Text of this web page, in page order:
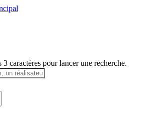
3 caractères pour lancer une recherche.